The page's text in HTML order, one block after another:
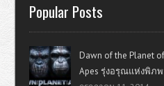
Popular Posts
Dawn of the Planet
Apes รุ่งอรุณแห่งพิภพ